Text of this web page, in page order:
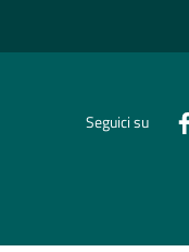
Seguici su